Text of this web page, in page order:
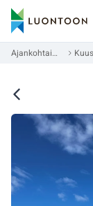
Ajankohtaista